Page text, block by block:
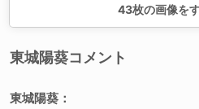
43枚の画像を
東城陽葵コメント
東城陽葵：